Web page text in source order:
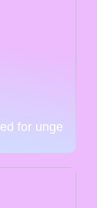
for unge